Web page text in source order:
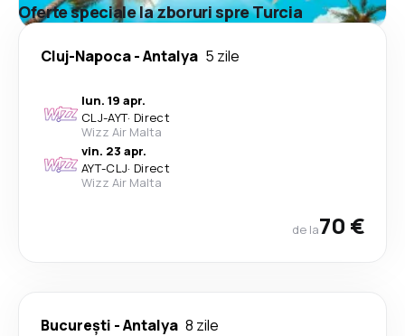
Oferte speciale la zboruri spre Turcia
Cluj-Napoca-Antalya 5 zile
lun. 19 apr.
CLJ-AYT· Direct
Wizz Air Malta
vin. 23 apr.
AYT-CLJ· Direct
Wizz Air Malta
de la70 €
București -Antalya 8 zile